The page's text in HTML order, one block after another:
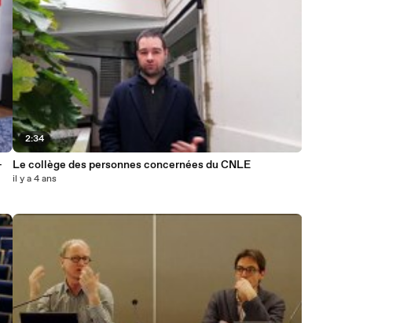
2:34
Le collège des personnes concernées du CNLE
il y a 4 ans